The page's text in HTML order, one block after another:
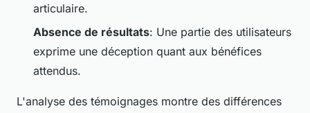
articulaire.
Absence de résultats: Une partie des utilisateurs
exprime une déception quant aux bénéfices
attendus.
L'analyse des témoignages montre des différences